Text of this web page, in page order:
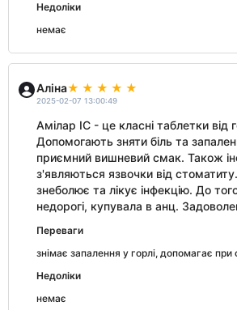
Недоліки
немає
Аліна
2025-02-07 13:00:49
Амілар ІС - це класні таблетки від
Допомогають зняти біль та
приємний вишневий смак. Також
з'являються язвочки від
знеболює та лікує інфекцію. До
недорогі, купувала в анц.
Переваги
знімає запалення у горлі, допомагає при
Недоліки
немає